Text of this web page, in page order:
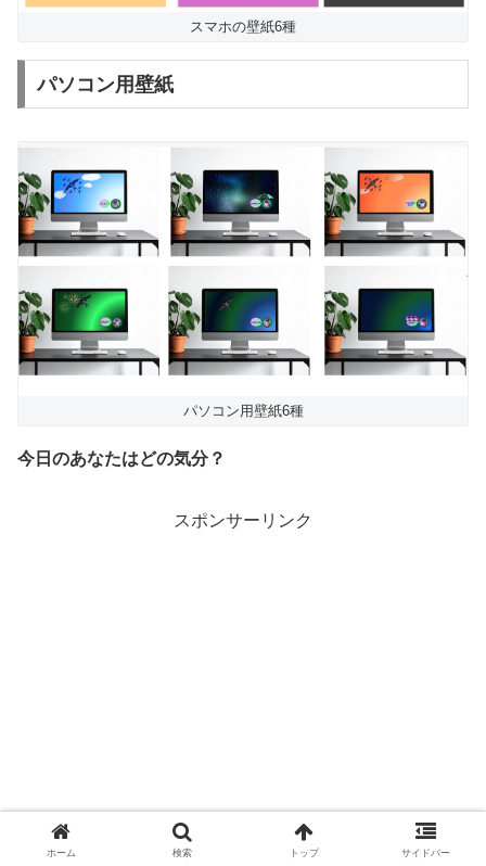
スマホの壁紙6種
パソコン用壁紙
パソコン用壁紙6種
今日のあなたはどの気分？
スポンサーリンク
ホーム 検索 トップ サイドバー